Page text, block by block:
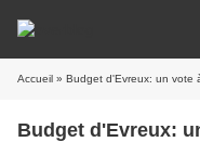
Accueil » Budget d'Evreux: un vote à
Budget d'Evreux: